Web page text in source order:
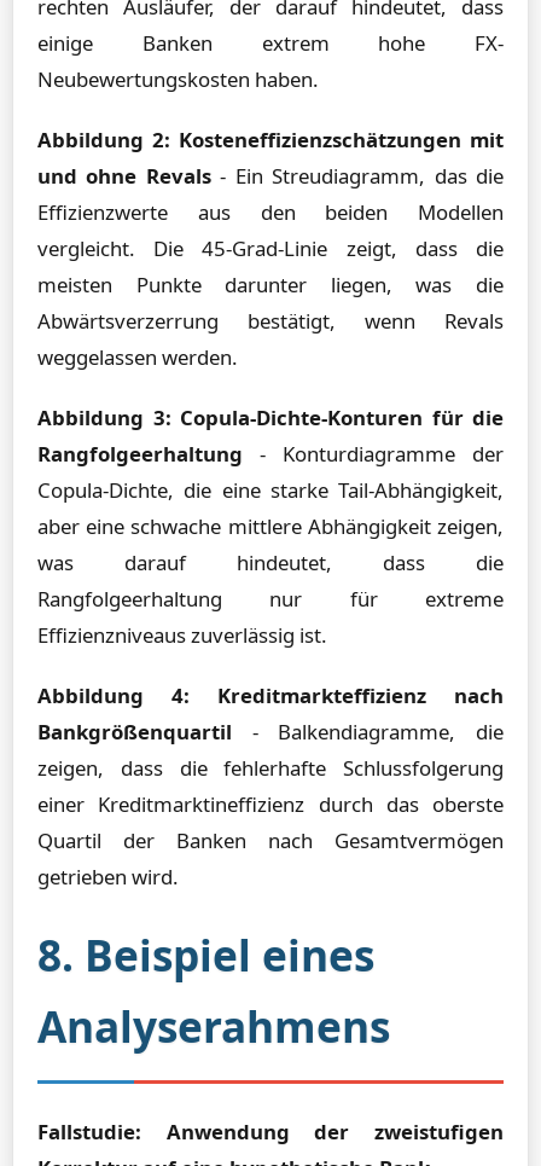
rechten Ausläufer, der darauf hindeutet, dass
einige Banken extrem hohe FX-
Neubewertungskosten haben.
Abbildung 2: Kosteneffizienzschätzungen mit
und ohne Revals- Ein Streudiagramm, das die
Effizienzwerte aus den beiden Modellen
vergleicht. Die 45-Grad-Linie zeigt, dass die
meisten Punkte darunter liegen, was die
Abwärtsverzerrung bestätigt, wenn Revals
weggelassen werden.
Abbildung 3: Copula-Dichte-Konturen für die
Rangfolgeerhaltung - Konturdiagramme der
Copula-Dichte, die eine starke Tail-Abhängigkeit,
aber eine schwache mittlere Abhängigkeit zeigen,
was darauf hindeutet, dass die
Rangfolgeerhaltung nur für extreme
Effizienzniveaus zuverlässig ist.
Abbildung 4: Kreditmarkteffizienz nach
Bankgrößenquartil - Balkendiagramme, die
zeigen, dass die fehlerhafte Schlussfolgerung
einer Kreditmarktineffizienz durch das oberste
Quartil der Banken nach Gesamtvermögen
getrieben wird.
8. Beispiel eines
Analyserahmens
Fallstudie: Anwendung der zweistufigen